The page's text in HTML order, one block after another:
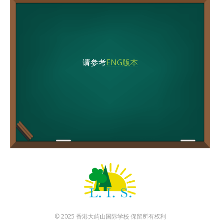
请参考ENG版本
© 2025 香港大屿山国际学校 保留所有权利